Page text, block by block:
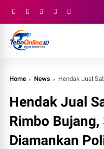
Home News Hendak Jual Sabu -
Hendak Jual
Rimbo
Diamankan